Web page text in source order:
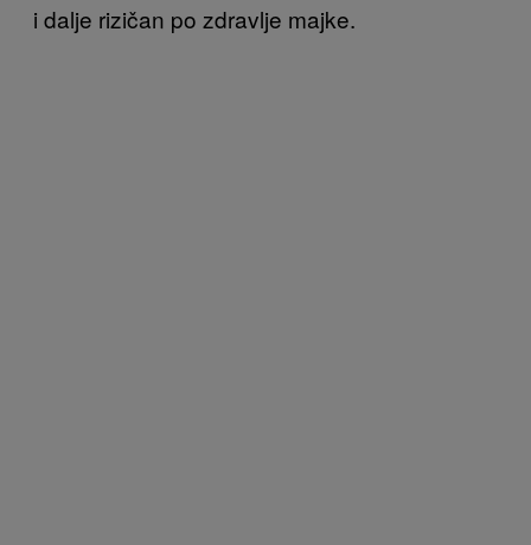
i dalje rizičan po zdravlje majke.